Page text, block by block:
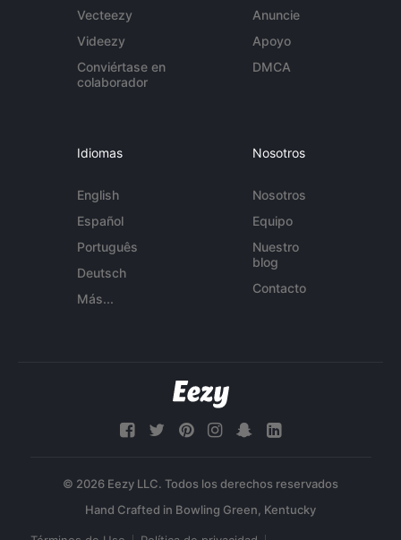
Vecteezy
Videezy
Conviértase en
colaborador
Anuncie
Apoyo
DMCA
Idiomas
English
Español
Português
Deutsch
Más...
Nosotros
Nosotros
Equipo
Nuestro
blog
Contacto
© 2026 Eezy LLC. Todos los derechos reservados